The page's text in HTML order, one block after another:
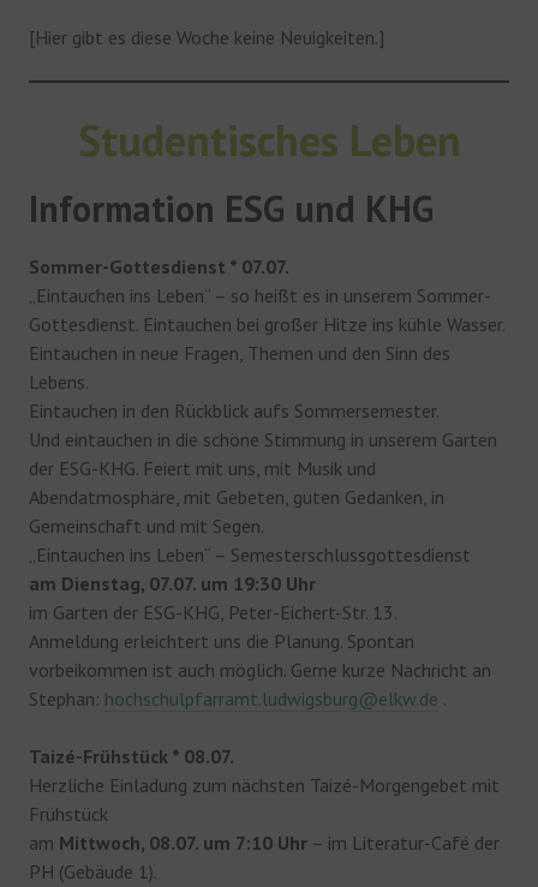
[Hier gibt es diese Woche keine Neuigkeiten.]
Studentisches Leben
Information ESG und KHG
Sommer-Gottesdienst * 07.07.
„Eintauchen ins Leben“ – so heißt es in unserem Sommer-
Gottesdienst. Eintauchen bei großer Hitze ins kühle Wasser.
Eintauchen in neue Fragen, Themen und den Sinn des
Lebens.
Eintauchen in den Rückblick aufs Sommersemester.
Und eintauchen in die schöne Stimmung in unserem Garten
der ESG-KHG. Feiert mit uns, mit Musik und
Abendatmosphäre, mit Gebeten, guten Gedanken, in
Gemeinschaft und mit Segen.
„Eintauchen ins Leben“ – Semesterschlussgottesdienst
am Dienstag, 07.07. um 19:30 Uhr
im Garten der ESG-KHG, Peter-Eichert-Str. 13.
Anmeldung erleichtert uns die Planung. Spontan
vorbeikommen ist auch möglich. Gerne kurze Nachricht an
Stephan: hochschulpfarramt.ludwigsburg@elkw.de .
Taizé-Frühstück * 08.07.
Herzliche Einladung zum nächsten Taizé-Morgengebet mit
Frühstück
am Mittwoch, 08.07. um 7:10 Uhr – im Literatur-Café der
PH (Gebäude 1).